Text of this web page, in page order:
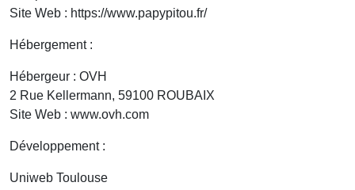
Site Web : https://www.papypitou.fr/
Hébergement :
Hébergeur : OVH
2 Rue Kellermann, 59100 ROUBAIX
Site Web : www.ovh.com
Développement :
Uniweb Toulouse